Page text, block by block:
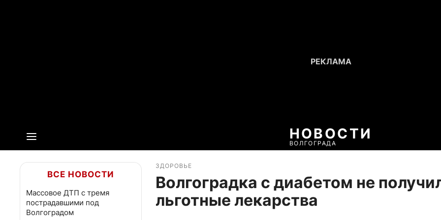
НОВОСТИ
ВОЛГОГРАДА
ВСЕ НОВОСТИ
Массовое ДТП с тремя
пострадавшими под
Волгоградом
ЗДОРОВЬЕ
Волгоградка с диабетом не
льготные лекарства